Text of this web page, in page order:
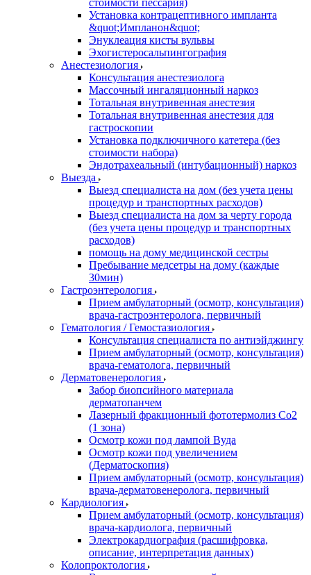
стоимости пессария)
Установка контрацептивного импланта
&quot;Импланон&quot;
Энуклеация кисты вульвы
Эхогистеросальпингография
Анестезиология
Консультация анестезиолога
Массочный ингаляционный наркоз
Тотальная внутривенная анестезия
Тотальная внутривенная анестезия для
гастроскопии
Установка подключичного катетера (без
стоимости набора)
Эндотрахеальный (интубационный) наркоз
Выезда
Выезд специалиста на дом (без учета цены
процедур и транспортных расходов)
Выезд специалиста на дом за черту города
(без учета цены процедур и транспортных
расходов)
помощь на дому медицинской сестры
Пребывание медсетры на дому (каждые
30мин)
Гастроэнтерология
Прием амбулаторный (осмотр, консультация)
врача-гастроэнтеролога, первичный
Гематология / Гемостазиология
Консультация специалиста по антиэйджингу
Прием амбулаторный (осмотр, консультация)
врача-гематолога, первичный
Дерматовенерология
Забор биопсийного материала
дерматопанчем
Лазерный фракционный фототермолиз Со2
(1 зона)
Осмотр кожи под лампой Вуда
Осмотр кожи под увеличением
(Дерматоскопия)
Прием амбулаторный (осмотр, консультация)
врача-дерматовенеролога, первичный
Кардиология
Прием амбулаторный (осмотр, консультация)
врача-кардиолога, первичный
Электрокардиография (расшифровка,
описание, интерпретация данных)
Колопроктология